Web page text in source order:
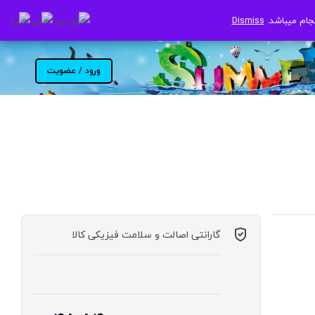
میباشد.Dismiss
ورود / عضویت
میباشد.Dismiss
گارانتی اصالت و سلامت فیزیکی کالا